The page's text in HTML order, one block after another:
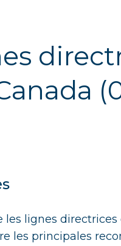
lignes
les principales